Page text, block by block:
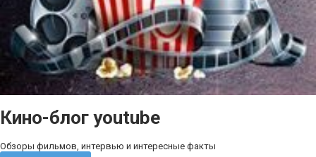
Кино-блог youtube
Обзоры фильмов, интервью и интересные факты